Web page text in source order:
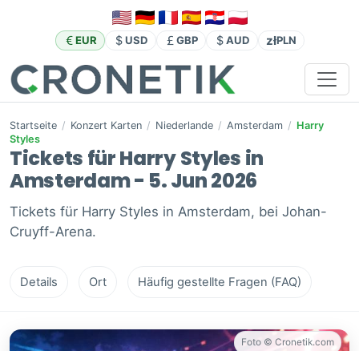
EUR USD GBP AUD złPLN
Startseite / Konzert Karten / Niederlande / Amsterdam / Harry
Styles
Tickets für Harry Styles in
Amsterdam - 5. Jun 2026
Tickets für Harry Styles in Amsterdam, bei Johan-
Cruyff-Arena.
Details Ort Häufig gestellte Fragen (FAQ)
Foto © Cronetik.com